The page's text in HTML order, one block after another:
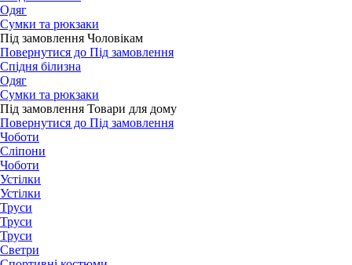
Одяг
Сумки та рюкзаки
Під замовлення Чоловікам
Повернутися до Під замовлення
Спідня білизна
Одяг
Сумки та рюкзаки
Під замовлення Товари для дому
Повернутися до Під замовлення
Чоботи
Сліпони
Чоботи
Устілки
Устілки
Труси
Труси
Труси
Светри